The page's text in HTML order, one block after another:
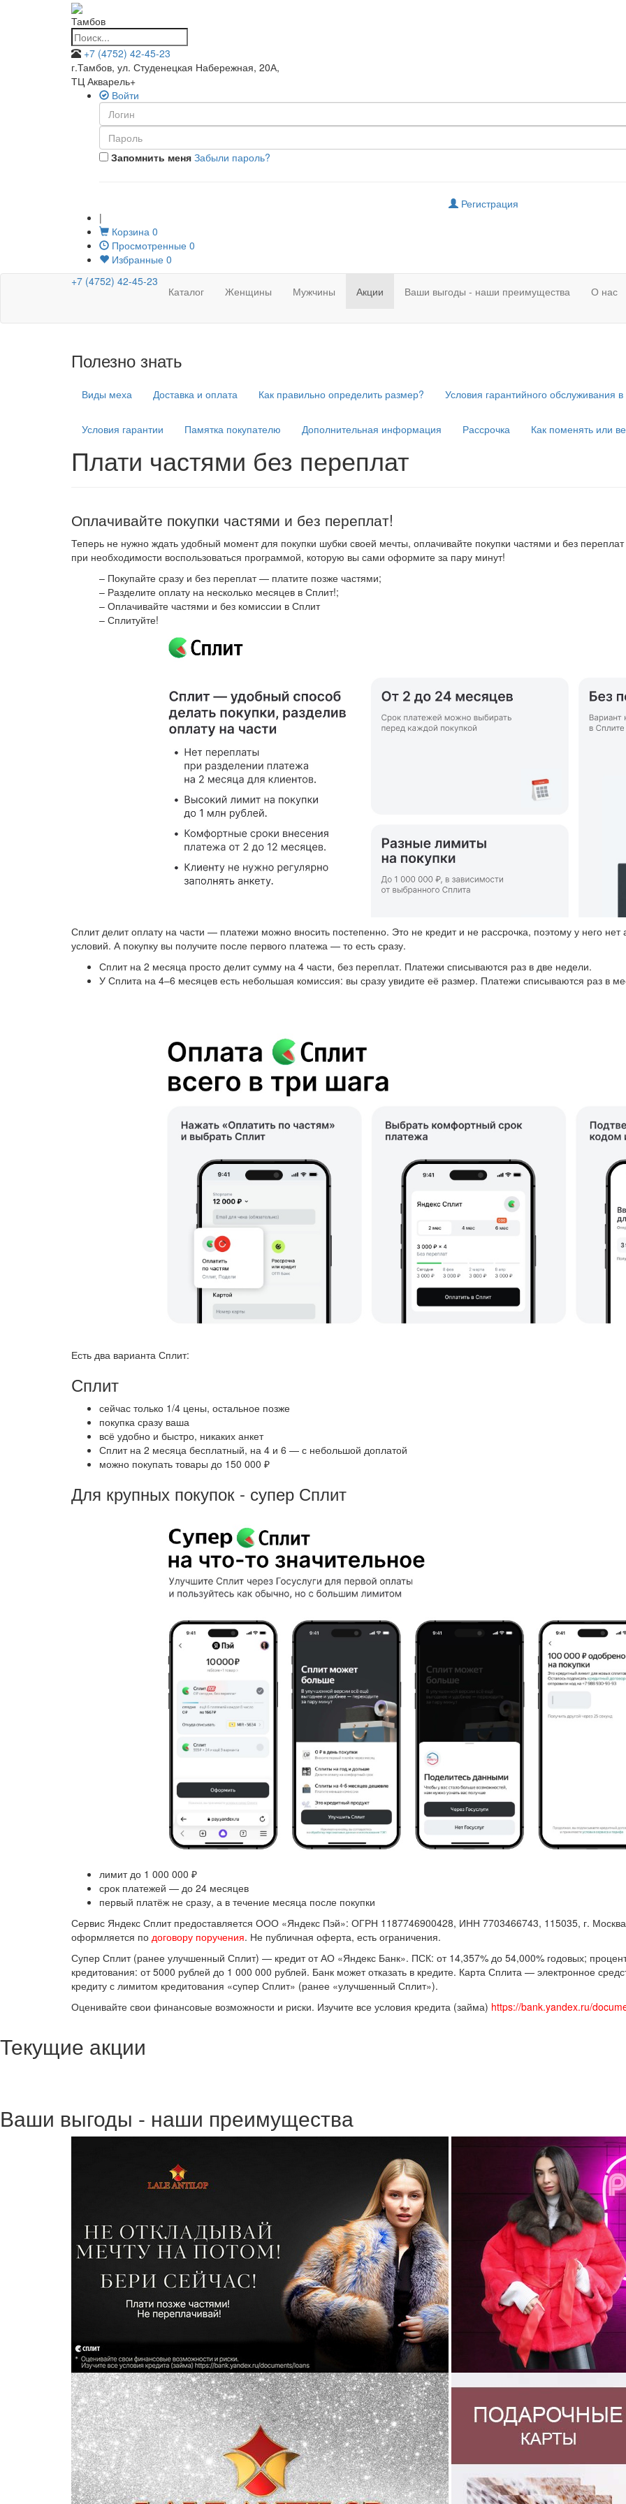
Тамбов
+7 (4752) 42-45-23
г.Тамбов, ул. Студенецкая Набережная, 20А,
ТЦ Акварель+
Войти
Запомнить меня Забыли пароль?
Регистрация
|
Корзина 0
Просмотренные 0
Избранные 0
+7 (4752) 42-45-23
Каталог Женщины Мужчины Акции Ваши выгоды - наши преимущества О нас
Полезно знать
Виды меха Доставка и оплата Как правильно определить размер? Условия гарантийного обслуживания
Условия гарантии Памятка покупателю Дополнительная информация Рассрочка Как поменять или
Плати частями без переплат
Оплачивайте покупки частями и без переплат!
Теперь не нужно ждать удобный момент для покупки шубки своей мечты, оплачивайте покупки частями и без
при необходимости воспользоваться программой, которую вы сами оформите за пару минут!
– Покупайте сразу и без переплат — платите позже частями;
– Разделите оплату на несколько месяцев в Сплит!;
– Оплачивайте частями и без комиссии в Сплит
– Сплитуйте!
Сплит делит оплату на части — платежи можно вносить постепенно. Это не кредит и не рассрочка, поэтому у него нет
условий. А покупку вы получите после первого платежа — то есть сразу.
Сплит на 2 месяца просто делит сумму на 4 части, без переплат. Платежи списываются раз в две недели.
У Сплита на 4–6 месяцев есть небольшая комиссия: вы сразу увидите её размер. Платежи списываются раз в
Есть два варианта Сплит:
Сплит
сейчас только 1/4 цены, остальное позже
покупка сразу ваша
всё удобно и быстро, никаких анкет
Сплит на 2 месяца бесплатный, на 4 и 6 — с небольшой доплатой
можно покупать товары до 150 000 ₽
Для крупных покупок - супер Сплит
лимит до 1 000 000 ₽
срок платежей — до 24 месяцев
первый платёж не сразу, а в течение месяца после покупки
Сервис Яндекс Сплит предоставляется ООО «Яндекс Пэй»: ОГРН 1187746900428, ИНН 7703466743, 115035, г.
оформляется по договору поручения. Не публичная оферта, есть ограничения.
Супер Сплит (ранее улучшенный Сплит) — кредит от АО «Яндекс Банк». ПСК: от 14,357% до 54,000% годовых;
кредитования: от 5000 рублей до 1 000 000 рублей. Банк может отказать в кредите. Карта Сплита — электронное
кредиту с лимитом кредитования «супер Сплит» (ранее «улучшенный Сплит»).
Оценивайте свои финансовые возможности и риски. Изучите все условия кредита (займа) https://bank.yandex.ru/
Текущие акции
Ваши выгоды - наши преимущества